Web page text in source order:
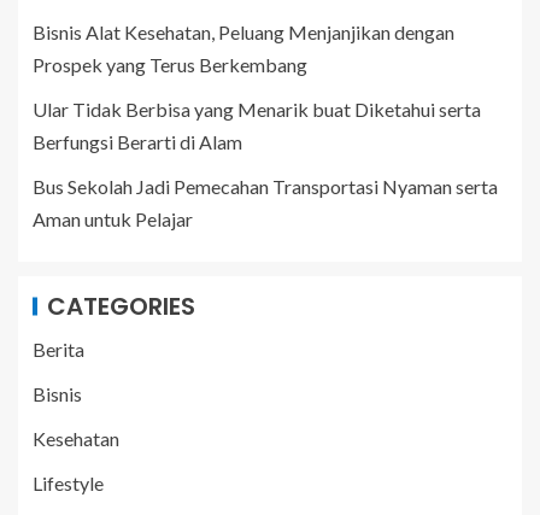
Bisnis Alat Kesehatan, Peluang Menjanjikan dengan
Prospek yang Terus Berkembang
Ular Tidak Berbisa yang Menarik buat Diketahui serta
Berfungsi Berarti di Alam
Bus Sekolah Jadi Pemecahan Transportasi Nyaman serta
Aman untuk Pelajar
CATEGORIES
Berita
Bisnis
Kesehatan
Lifestyle